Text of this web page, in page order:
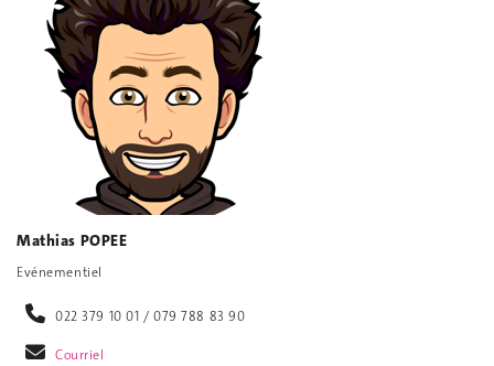
Mathias POPEE
Evénementiel
022 379 10 01 / 079 788 83 90
Courriel